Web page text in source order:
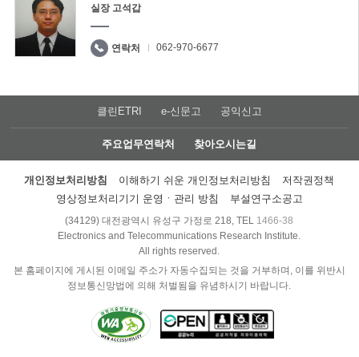
실장 고석갑
연락처 062-970-6677
클린ETRI e-신문고 공익신고
주요업무연락처 찾아오시는길
개인정보처리방침 이해하기 쉬운 개인정보처리방침
저작권정책
영상정보처리기기 운영ㆍ관리 방침
부설연구소공고
(34129) 대전광역시 유성구 가정로 218, TEL 1466-38
Electronics and Telecommunications Research Institute.
All rights reserved.
본 홈페이지에 게시된 이메일 주소가 자동수집되는 것을 거부하며, 이를 위반시
정보통신망법에 의해 처벌됨을 유념하시기 바랍니다.